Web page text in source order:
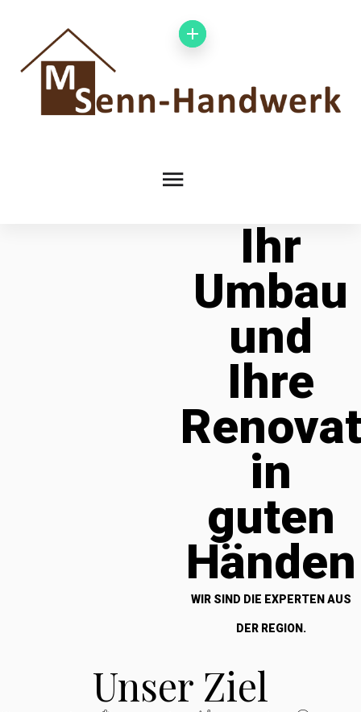
Ihr
Umbau
und
Ihre
in
guten
Händen
WIR SIND DIE EXPERTEN AUS
DER REGION.
Unser Ziel